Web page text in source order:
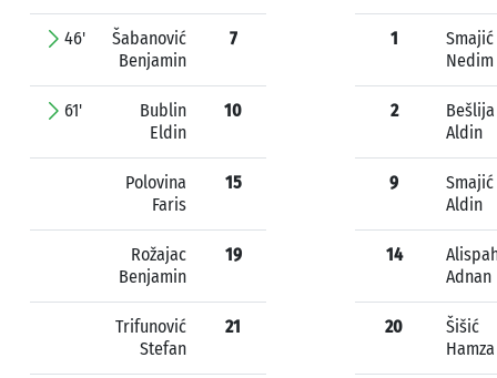
46'
Šabanović
Benjamin
7
61'
Bublin
Eldin
10
Polovina
Faris
15
Rožajac
Benjamin
19
Trifunović
Stefan
21
1
Smajić
Nedim
2
Bešlija
Aldin
9
Smajić
Aldin
14
Adnan
20
Šišić
Hamza